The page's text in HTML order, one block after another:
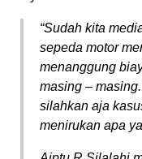
“Sudah kita
sepeda motor
menanggung
masing –
silahkan aja
menirukan apa